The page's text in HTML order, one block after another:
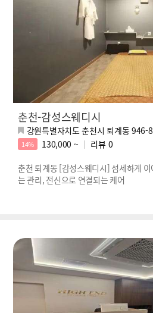
춘천-감성스웨디시
강원특별자치도 춘천시 퇴계동 946-8
14% 130,000 ~ 리뷰 0
춘천 퇴계동 [감성스웨디시] 섬세하게
는 관리, 전신으로 연결되는 케어